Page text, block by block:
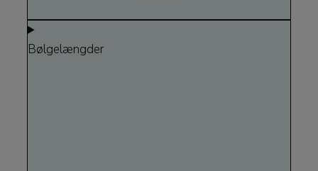
Bølgelængder